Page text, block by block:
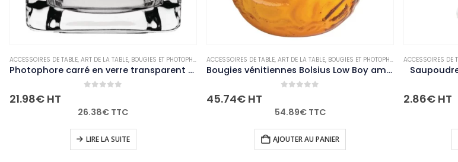
TABLE,ART DE LA TABLE,BOUGIES ET PHOTOPHORES ,NON-PALETTISABLE
Photophore carré en verre transparent Olympia lot de 6
0out of 5
ACCESSOIRES DE TABLE,ART DE LA TABLE,BOUGIES ET PHOTOPHORES ,NON-PALETTISABLE
Bougies vénitiennes Bolsius Low Boy ambre (Lot de 12)
0out of 5
AJOUTER AU PANIER
ACCESSOIRES DE TABLE,ART DE LA
Saupoudreuse
0
AJOUTER AU